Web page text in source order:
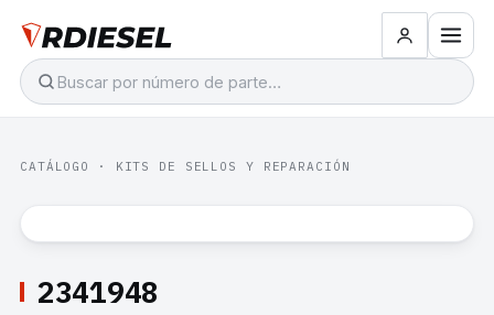
CATÁLOGO · KITS DE SELLOS Y REPARACIÓN
2341948